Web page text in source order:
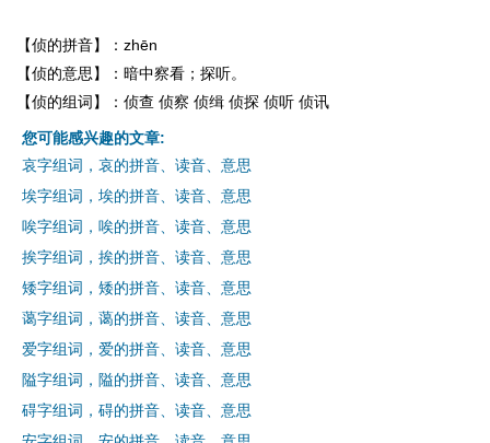
【侦的拼音】：zhēn
【侦的意思】：暗中察看；探听。
【侦的组词】：侦查 侦察 侦缉 侦探 侦听 侦讯
您可能感兴趣的文章:
哀字组词，哀的拼音、读音、意思
埃字组词，埃的拼音、读音、意思
唉字组词，唉的拼音、读音、意思
挨字组词，挨的拼音、读音、意思
矮字组词，矮的拼音、读音、意思
蔼字组词，蔼的拼音、读音、意思
爱字组词，爱的拼音、读音、意思
隘字组词，隘的拼音、读音、意思
碍字组词，碍的拼音、读音、意思